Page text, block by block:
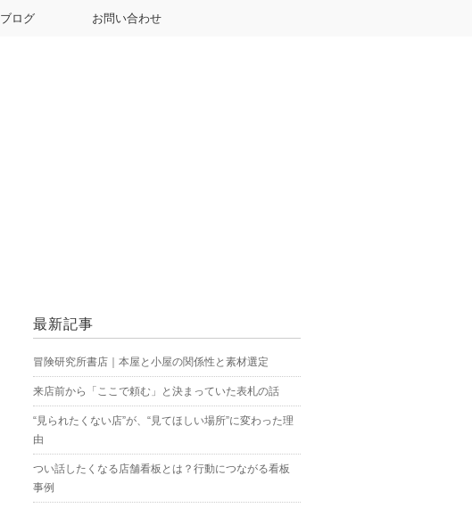
ブログ お問い合わせ
最新記事
冒険研究所書店｜本屋と小屋の関係性と素材選定
来店前から「ここで頼む」と決まっていた表札の話
“見られたくない店”が、“見てほしい場所”に変わった理
由
つい話したくなる店舗看板とは？行動につながる看板
事例